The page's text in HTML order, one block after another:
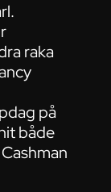
raka
på
både